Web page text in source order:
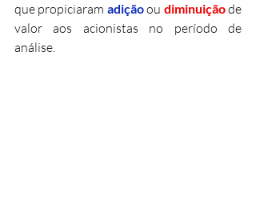
que propiciaram adição ou diminuição de
valor aos acionistas no período de
análise.